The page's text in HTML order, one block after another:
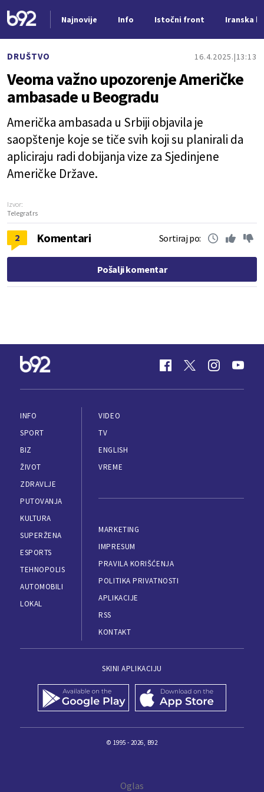
Najnovije Info Istočni front Iranska
DRUŠTVO 16.4.2025. 13:13
Veoma važno upozorenje Američke
ambasade u Beogradu
Američka ambasada u Srbiji objavila je
saopštenje koje se tiče svih koji su planirali da
apliciraju radi dobijanja vize za Sjedinjene
Američke Države.
Izvor:
Telegraf.rs
2 Komentari Sortiraj po:
Pošalji komentar
INFO
SPORT
BIZ
ŽIVOT
ZDRAVLJE
PUTOVANJA
KULTURA
SUPERŽENA
ESPORTS
TEHNOPOLIS
AUTOMOBILI
LOKAL
VIDEO
TV
ENGLISH
VREME
MARKETING
IMPRESUM
PRAVILA KORIŠĆENJA
POLITIKA PRIVATNOSTI
APLIKACIJE
RSS
KONTAKT
SKINI APLIKACIJU
© 1995 - 2026, B92